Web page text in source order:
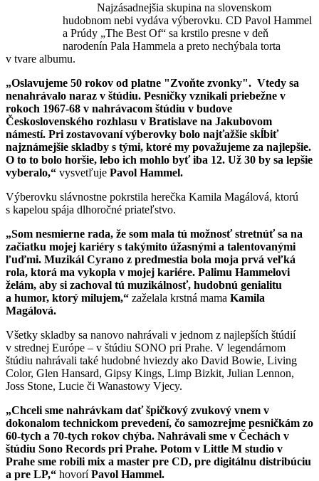
Najzásadnejšia skupina na slovenskom
hudobnom nebi vydáva výberovku. CD Pavol Hammel
a Prúdy „The Best Of“ sa krstilo presne v deň
narodenín Pala Hammela a preto nechýbala torta
v tvare albumu.
„Oslavujeme 50 rokov od platne "Zvoňte zvonky". Vtedy sa
nenahrávalo naraz v štúdiu. Pesničky vznikali priebežne v
rokoch 1967-68 v nahrávacom štúdiu v budove
Československého rozhlasu v Bratislave na Jakubovom
námestí. Pri zostavovaní výberovky bolo najťažšie skĺbiť
najznámejšie skladby s tými, ktoré my považujeme za najlepšie.
O to to bolo horšie, lebo ich mohlo byť iba 12. Už 30 by sa lepšie
vyberalo,“ vysvetľuje Pavol Hammel.
Výberovku slávnostne pokrstila herečka Kamila Magálová, ktorú
s kapelou spája dlhoročné priateľstvo.
„Som nesmierne rada, že som mala tú možnosť stretnúť sa na
začiatku mojej kariéry s takýmito úžasnými a talentovanými
ľuďmi. Muzikál Cyrano z predmestia bola moja prvá veľká
rola, ktorá ma vykopla v mojej kariére. Palimu Hammelovi
želám, aby si zachoval tú muzikálnosť, hudobnú genialitu
a humor, ktorý milujem,“ zaželala krstná mama Kamila
Magálová.
Všetky skladby sa nanovo nahrávali v jednom z najlepších štúdií
v strednej Európe – v štúdiu SONO pri Prahe. V legendárnom
štúdiu nahrávali také hudobné hviezdy ako David Bowie, Living
Color, Glen Hansard, Gipsy Kings, Limp Bizkit, Julian Lennon,
Joss Stone, Lucie či Wanastowy Vjecy.
„Chceli sme nahrávkam dať špičkový zvukový vnem v
dokonalom technickom prevedení, čo samozrejme pesničkám zo
60-tych a 70-tych rokov chýba. Nahrávali sme v Čechách v
štúdiu Sono Records pri Prahe. Potom v Little M studio v
Prahe sme robili mix a master pre CD, pre digitálnu distribúciu
a pre LP,“ hovoríPavol Hammel.